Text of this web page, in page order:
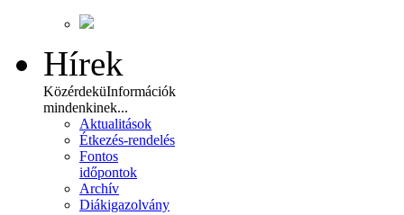
Hírek
KözérdeküInformációk
mindenkinek...
Aktualitások
Étkezés-rendelés
Fontos
időpontok
Archív
Diákigazolvány